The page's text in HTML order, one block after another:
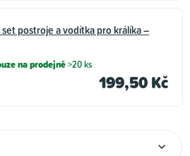
postroje a vodítka pro králíka –
na prodejně>20 ks
199,50 Kč